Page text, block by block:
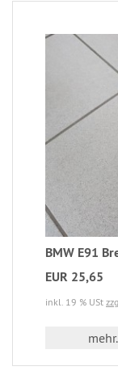
BMW E91
EUR 25,65
inkl. 19 % USt